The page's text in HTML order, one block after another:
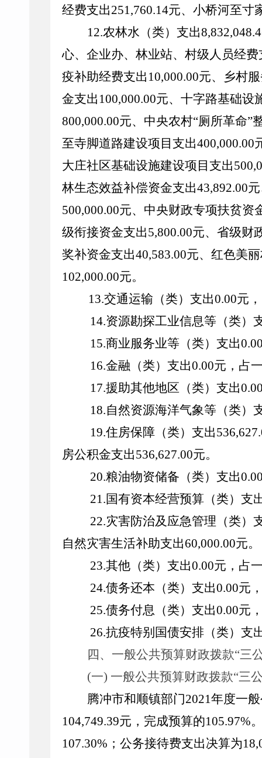
经费支出251,760.14元、小桥河至寸
12.农林水（类）支出
心、企业办、林业站、村级人员经费
疫补助经费支出 10,000.00元、乡村
金支出 100,000.00元、十字路基础设
800,000.00元、中央农村“厕所革命”
至寺脚道路建设项目支出400,000.00
大庄社区基础设施建设项目支出
林生态效益补偿资金支出43,892.00
500,000.00元、中央财政专项扶贫资
级衔接资金支出5,800.00元、省级财
奖补资金支出40,583.00元、红色美
102,000.00元。
13.交通运输（类）支出0.00元
14.资源勘探工业信息等（类）
15.商业服务业等（类）支出
16.金融（类）支出0.00元，占
17.援助其他地区（类）支出
18.自然资源海洋气象等（类）
19.住房保障（类）支出
房公积金支出536,627.00元。
20.粮油物资储备（类）支出
21.国有资本经营预算（类）支
22.灾害防治及应急管理（类）
自然灾害生活补助支出60,000.00元。
23.其他（类）支出0.00元，占
24.债务还本（类）支出0.00元
25.债务付息（类）支出0.00元
26.抗疫特别国债安排（类）支
四、一般公共预算财政拨款“三
(一) 一般公共预算财政拨款“三
腾冲市和顺镇部门2021年度一
104,749.39元，完成预算的105.97%
107.30% ；公务接待费支出决算为